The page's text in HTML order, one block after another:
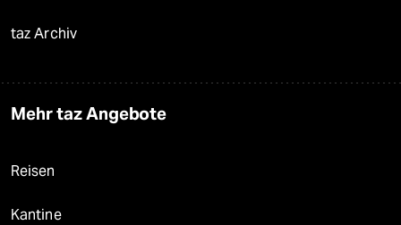
taz Archiv
Mehr taz Angebote
Reisen
Kantine